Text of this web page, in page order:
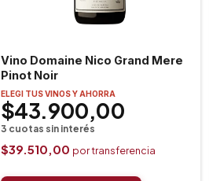
Vino Domaine Nico Grand Mere
Pinot Noir
ELEGI TUS VINOS Y AHORRA
$43.900,00
$39.510,00